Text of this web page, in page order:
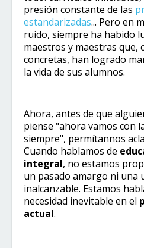
presión constante de las
estandarizadas... Pero en
ruido, siempre ha habido
maestros y maestras que,
concretas, han logrado
la vida de sus alumnos.
Ahora, antes de que
piense "ahora vamos con
siempre", permítannos
Cuando hablamos de
integral, no estamos
un pasado amargo ni una
inalcanzable. Estamos
necesidad inevitable en el
actual.